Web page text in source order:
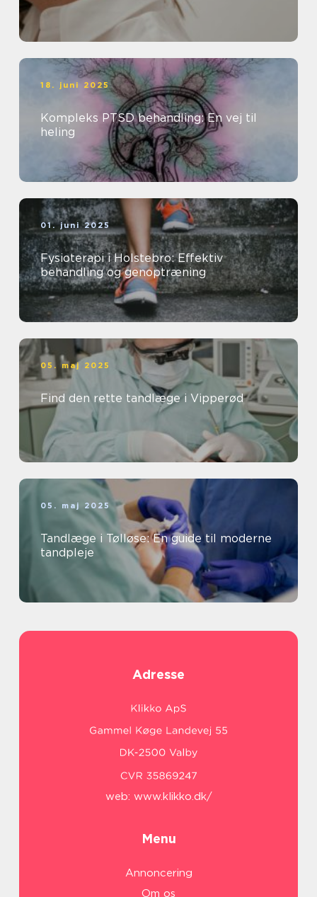
18. juni 2025
Kompleks PTSD behandling: En vej til
heling
01. juni 2025
Fysioterapi i Holstebro: Effektiv
behandling og genoptræning
05. maj 2025
Find den rette tandlæge i Vipperød
05. maj 2025
Tandlæge i Tølløse: En guide til moderne
tandpleje
Adresse
web: www.klikko.dk/
Menu
Annoncering
Om os